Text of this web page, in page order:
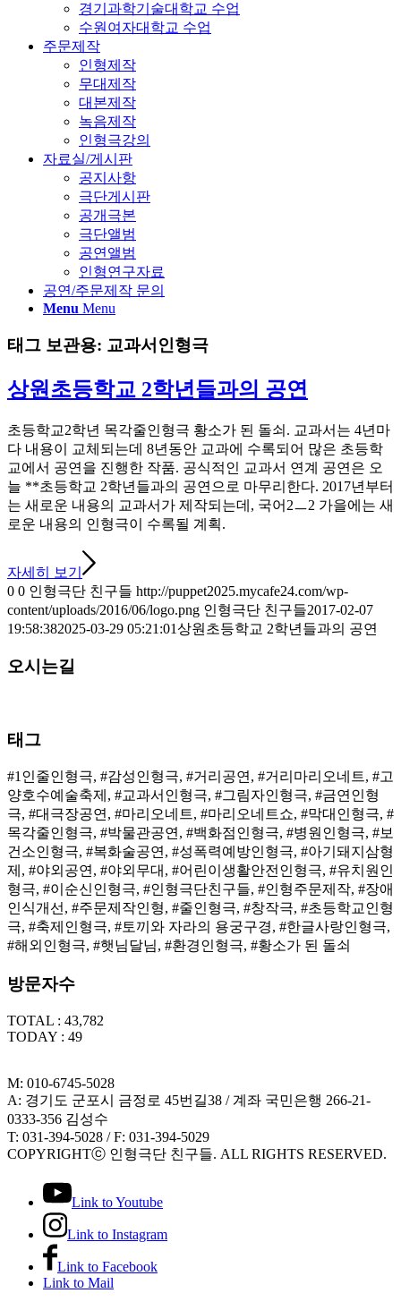
경기과학기술대학교 수업
수원여자대학교 수업
주문제작
인형제작
무대제작
대본제작
녹음제작
인형극강의
자료실/게시판
공지사항
극단게시판
공개극본
극단앨범
공연앨범
인형연구자료
공연/주문제작 문의
Menu Menu
태그 보관용: 교과서인형극
상원초등학교 2학년들과의 공연
초등학교2학년 목각줄인형극 황소가 된 돌쇠. 교과서는 4년마
다 내용이 교체되는데 8년동안 교과에 수록되어 많은 초등학
교에서 공연을 진행한 작품. 공식적인 교과서 연계 공연은 오
늘 **초등학교 2학년들과의 공연으로 마무리한다. 2017년부터
는 새로운 내용의 교과서가 제작되는데, 국어2ㅡ2 가을에는 새
로운 내용의 인형극이 수록될 계획.
자세히 보기
0 0 인형극단 친구들 http://puppet2025.mycafe24.com/wp-
content/uploads/2016/06/logo.png 인형극단 친구들2017-02-07
19:58:382025-03-29 05:21:01상원초등학교 2학년들과의 공연
오시는길
태그
#1인줄인형극, #감성인형극, #거리공연, #거리마리오네트, #고
양호수예술축제, #교과서인형극, #그림자인형극, #금연인형
극, #대극장공연, #마리오네트, #마리오네트쇼, #막대인형극, #
목각줄인형극, #박물관공연, #백화점인형극, #병원인형극, #보
건소인형극, #복화술공연, #성폭력예방인형극, #아기돼지삼형
제, #야외공연, #야외무대, #어린이생활안전인형극, #유치원인
형극, #이순신인형극, #인형극단친구들, #인형주문제작, #장애
인식개선, #주문제작인형, #줄인형극, #창작극, #초등학교인형
극, #축제인형극, #토끼와 자라의 용궁구경, #한글사랑인형극,
#해외인형극, #햇님달님, #환경인형극, #황소가 된 돌쇠
방문자수
TOTAL : 43,782
TODAY : 49
M: 010-6745-5028
A: 경기도 군포시 금정로 45번길38 / 계좌 국민은행 266-21-
0333-356 김성수
T: 031-394-5028 / F: 031-394-5029
COPYRIGHTⓒ 인형극단 친구들. ALL RIGHTS RESERVED.
Link to Youtube
Link to Instagram
Link to Facebook
Link to Mail